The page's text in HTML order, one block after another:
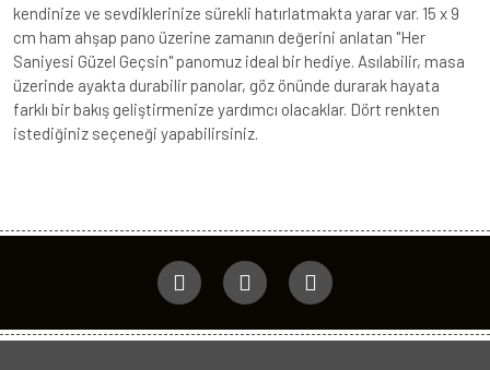
kendinize ve sevdiklerinize sürekli hatırlatmakta yarar var. 15 x 9
cm ham ahşap pano üzerine zamanın değerini anlatan "Her
Saniyesi Güzel Geçsin" panomuz ideal bir hediye. Asılabilir, masa
üzerinde ayakta durabilir panolar, göz önünde durarak hayata
farklı bir bakış geliştirmenize yardımcı olacaklar. Dört renkten
istediğiniz seçeneği yapabilirsiniz.